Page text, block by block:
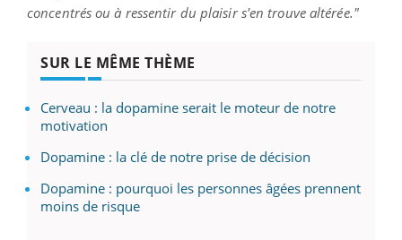
concentrés ou à ressentir du plaisir s'en trouve altérée."
SUR LE MÊME THÈME
Cerveau : la dopamine serait le moteur de notre
motivation
Dopamine : la clé de notre prise de décision
Dopamine : pourquoi les personnes âgées prennent
moins de risque